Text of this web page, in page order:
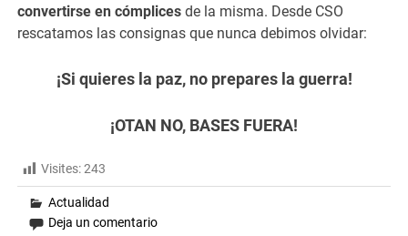
convertirse en cómplices de la misma. Desde CSO
rescatamos las consignas que nunca debimos olvidar:
¡Si quieres la paz, no prepares la guerra!
¡OTAN NO, BASES FUERA!
Visites:243
Actualidad
Deja un comentario